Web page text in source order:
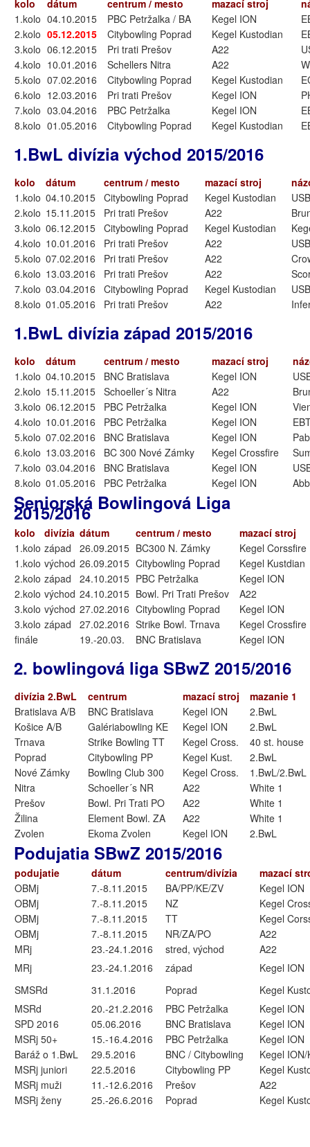
kolo dátum centrum / mesto mazací stroj
1.kolo 04.10.2015 PBC Petržalka / BA Kegel ION
2.kolo 05.12.2015 Citybowling Poprad Kegel Kustodian
3.kolo 06.12.2015 Pri trati Prešov A22
4.kolo 10.01.2016 Schellers Nitra A22
5.kolo 07.02.2016 Citybowling Poprad Kegel Kustodian
6.kolo 12.03.2016 Pri trati Prešov Kegel ION
7.kolo 03.04.2016 PBC Petržalka Kegel ION
8.kolo 01.05.2016 Citybowling Poprad Kegel Kustodian
1.BwL divízia východ 2015/2016
kolo dátum centrum / mesto mazací stroj
1.kolo 04.10.2015 Citybowling Poprad Kegel Kustodian
2.kolo 15.11.2015 Pri trati Prešov A22
3.kolo 06.12.2015 Citybowling Poprad Kegel Kustodian
4.kolo 10.01.2016 Pri trati Prešov A22
5.kolo 07.02.2016 Pri trati Prešov A22
6.kolo 13.03.2016 Pri trati Prešov A22
7.kolo 03.04.2016 Citybowling Poprad Kegel Kustodian
8.kolo 01.05.2016 Pri trati Prešov A22
1.BwL divízia západ 2015/2016
kolo dátum centrum / mesto mazací stroj
1.kolo 04.10.2015 BNC Bratislava Kegel ION
2.kolo 15.11.2015 Schoeller´s Nitra A22
3.kolo 06.12.2015 PBC Petržalka Kegel ION
4.kolo 10.01.2016 PBC Petržalka Kegel ION
5.kolo 07.02.2016 BNC Bratislava Kegel ION
6.kolo 13.03.2016 BC 300 Nové Zámky Kegel Crossfire
7.kolo 03.04.2016 BNC Bratislava Kegel ION
8.kolo 01.05.2016 PBC Petržalka Kegel ION
Seniorská Bowlingová Liga
2015/2016
kolo divízia dátum centrum / mesto
mazací stroj
1.kolo západ 26.09.2015 BC300 N. Zámky
Kegel Corssfire
1.kolo východ 26.09.2015 Citybowling Poprad
Kegel Kustdian
2.kolo západ 24.10.2015 PBC Petržalka
Kegel ION
2.kolo východ 24.10.2015 Bowl. Pri Trati Prešov
A22
3.kolo východ 27.02.2016 Citybowling Poprad
Kegel ION
3.kolo západ 27.02.2016 Strike Bowl. Trnava
Kegel Crossfire
finále
19.-20.03. BNC Bratislava Kegel ION
2. bowlingová liga SBwZ 2015/2016
divízia 2.BwL centrum mazací stroj
mazanie 1
Bratislava A/B
BNC Bratislava Kegel ION
2.BwL
Košice A/B
Galériabowling KE Kegel ION
2.BwL
Trnava
Strike Bowling TT Kegel Cross.
40 st. house
Poprad
Citybowling PP Kegel Kust.
2.BwL
Nové Zámky
Bowling Club 300 Kegel Cross.
1.BwL/2.BwL
Nitra
Schoeller´s NR A22
White 1
Prešov
Bowl. Pri Trati PO A22
White 1
Žilina
Element Bowl. ZA A22
White 1
Zvolen
Ekoma Zvolen Kegel ION 2.BwL
Podujatia SBwZ 2015/2016
podujatie dátum centrum/divízia
mazací
OBMj
7.-8.11.2015 BA/PP/KE/ZV
Kegel ION
OBMj
7.-8.11.2015 NZ
Kegel
OBMj
7.-8.11.2015 TT
Kegel
OBMj
7.-8.11.2015 NR/ZA/PO
A22
MRj
23.-24.1.2016 stred, východ
A22
MRj
23.-24.1.2016 západ
Kegel ION
SMSRd
31.1.2016 Poprad
Kegel
MSRd
20.-21.2.2016 PBC Petržalka
Kegel ION
SPD 2016
05.06.2016 BNC Bratislava
Kegel ION
MSRj 50+
15.-16.4.2016 PBC Petržalka
Kegel ION
Baráž o 1.BwL
29.5.2016 BNC / Citybowling
Kegel
MSRj juniori
22.5.2016 Citybowling PP
Kegel
MSRj muži
11.-12.6.2016 Prešov
A22
MSRj ženy
25.-26.6.2016 Poprad Kegel